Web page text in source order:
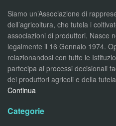
Siamo un’Associazione di
dell’agricoltura, che tutela i
associazioni di produttori. Nasce
legalmente il 16 Gennaio 1974.
relazionandosi con tutte le
partecipa ai processi decisionali
dei produttori agricoli e della
Continua
Categorie